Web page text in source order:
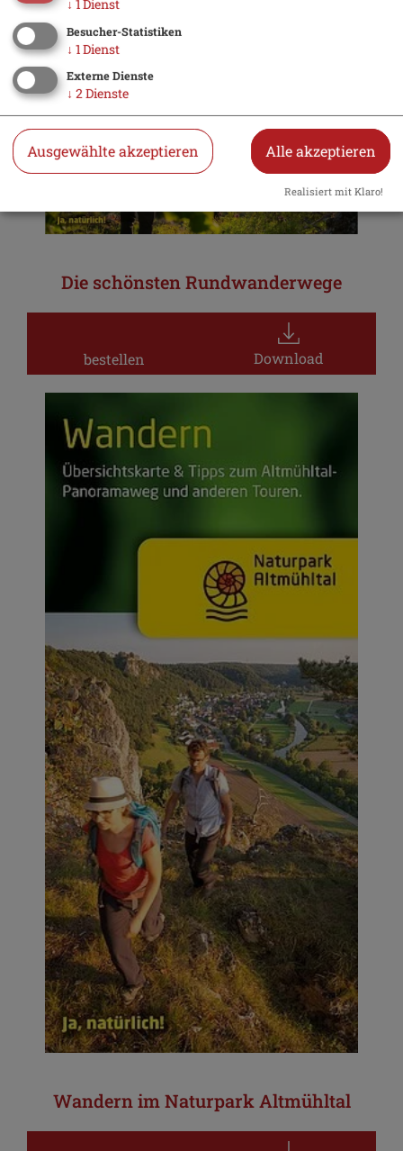
Die schönsten Rundwanderwege
bestellen Download
Wandern im Naturpark Altmühltal
↓ 1 Dienst
Besucher-Statistiken
↓ 1 Dienst
Externe Dienste
↓ 2Dienste
Ausgewählte akzeptieren Alle akzeptieren
Realisiert mit Klaro!